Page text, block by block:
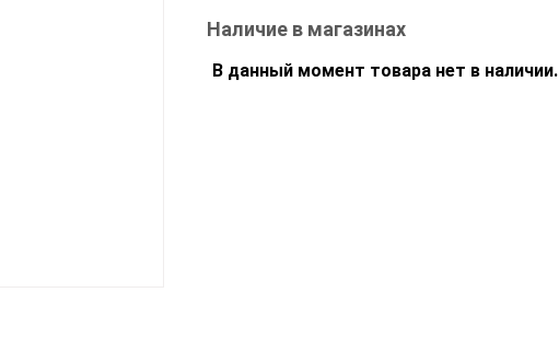
Наличие в магазинах
В данный момент товара нет в наличии.